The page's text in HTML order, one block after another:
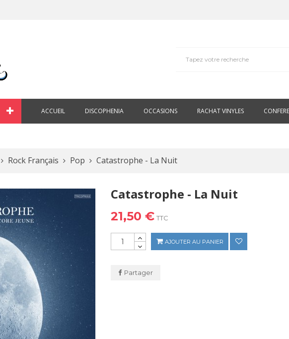
ACCUEIL DISCOPHENIA OCCASIONS RACHAT VINYLES
Rock Français Pop Catastrophe - La Nuit
Catastrophe - La Nuit
21,50 € TTC
AJOUTER AU PANIER
Partager